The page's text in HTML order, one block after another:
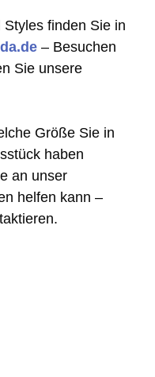
finden Sie in
– Besuchen
Sie unsere
Größe Sie in
haben
an unser
helfen kann –